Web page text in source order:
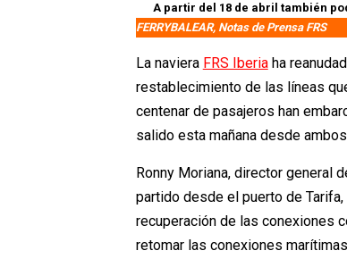
A partir del 18 de abril también
FERRYBALEAR, Notas de Prensa FRS
La naviera FRS Iberiaha
restablecimiento de las líneas
centenar de pasajeros han
salido esta mañana desde
Ronny Moriana, director general
partido desde el puerto de
recuperación de las conexiones
retomar las conexiones